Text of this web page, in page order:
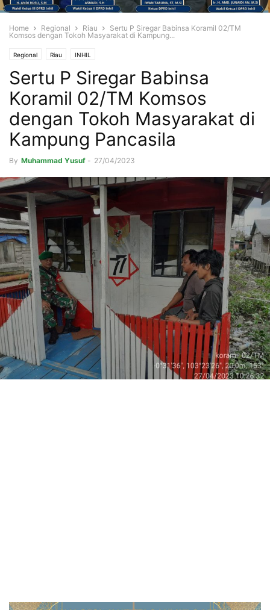
Home Regional Riau
Sertu P Siregar Babinsa Koramil 02/TM
Komsos dengan Tokoh Masyarakat di Kampung...
Regional Riau INHIL
Sertu P Siregar Babinsa
Koramil 02/TM Komsos
dengan Tokoh Masyarakat di
Kampung Pancasila
By Muhammad Yusuf - 27/04/2023